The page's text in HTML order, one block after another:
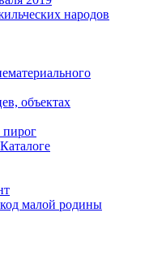
народов
объектах
малой родины